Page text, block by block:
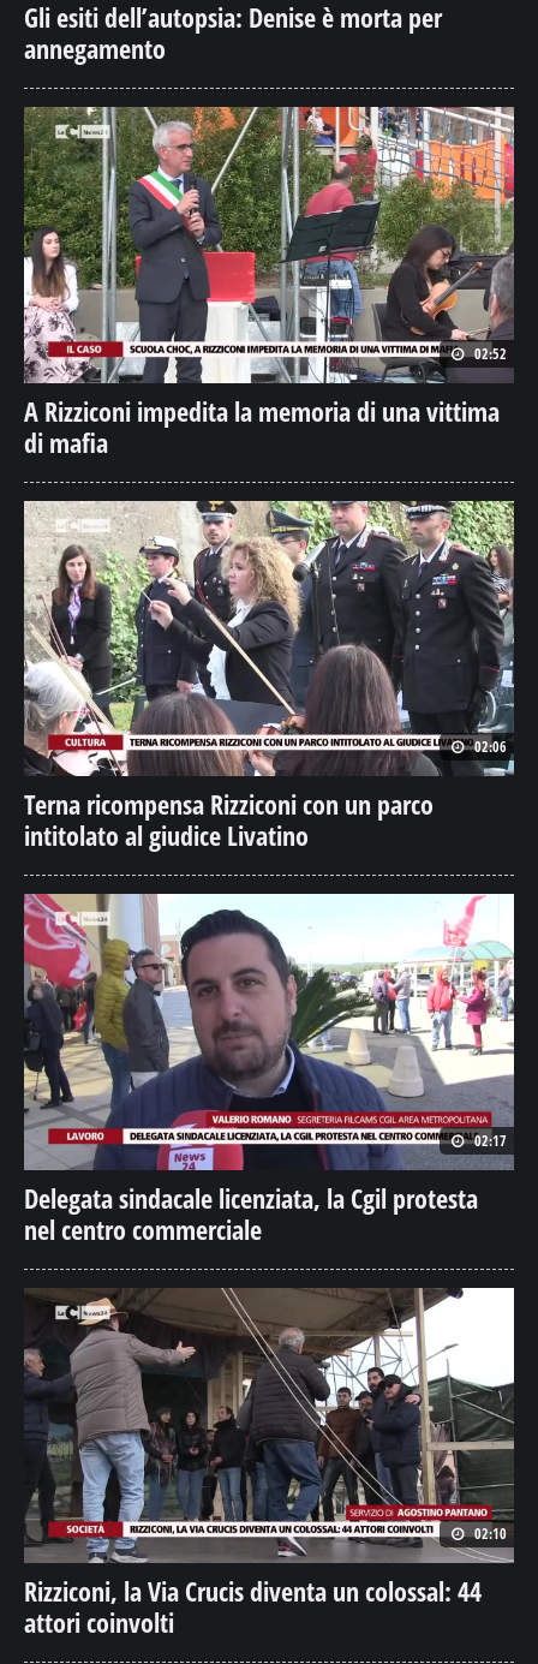
Gli esiti dell’autopsia: Denise è morta per
annegamento
02:52
A Rizziconi impedita la memoria di una vittima
di mafia
02:06
Terna ricompensa Rizziconi con un parco
intitolato al giudice Livatino
02:17
Delegata sindacale licenziata, la Cgil protesta
nel centro commerciale
02:10
Rizziconi, la Via Crucis diventa un colossal: 44
attori coinvolti